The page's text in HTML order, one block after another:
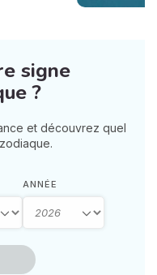
signe
?
et découvrez quel
ANNÉE